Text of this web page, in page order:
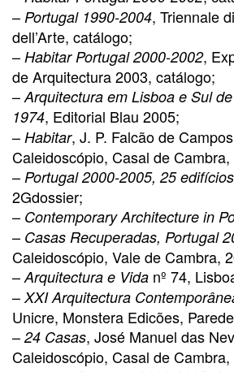
– Portugal 1990-2004, Triennale
dell’Arte, catálogo;
– Habitar Portugal 2000-2002,
de Arquitectura 2003, catálogo;
– Arquitectura em Lisboa e Sul
1974, Editorial Blau 2005;
– Habitar, J. P. Falcão de
Caleidoscópio, Casal de Cambra,
– Portugal 2000-2005, 25
2Gdossier;
– Contemporary Architecture in
– Casas Recuperadas, Portugal
Caleidoscópio, Vale de Cambra,
– Arquitectura e Vida nº 74,
– XXI Arquitectura
Unicre, Monstera Edicões,
– 24 Casas, José Manuel das
Caleidoscópio, Casal de Cambra,